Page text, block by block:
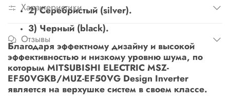
2) Серебристый (silver).
3) Черный (black).
Благодаря эффектному дизайну и высокой
эффективностью и низкому уровню шума, по
которым MITSUBISHI ELECTRIC MSZ-
EF50VGKB/MUZ-EF50VG Design Inverter
является на верхушке систем в своем классе.
Характеристики
Отзывы